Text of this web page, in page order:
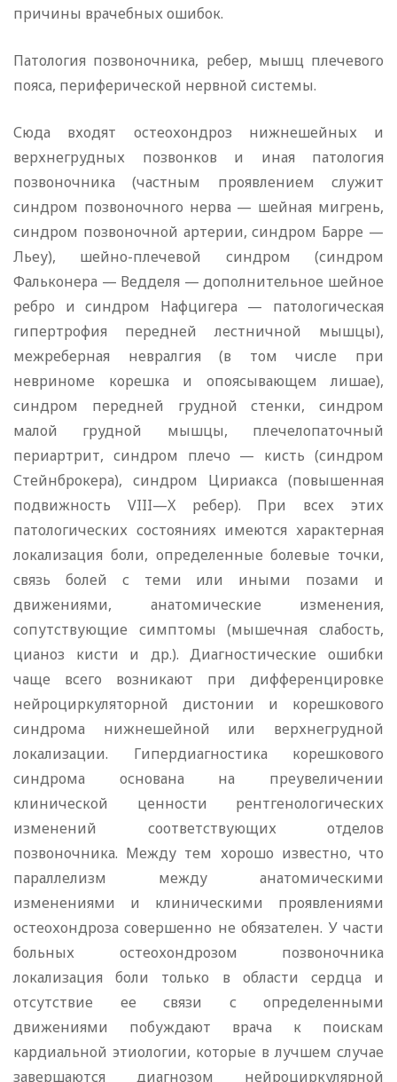
причины врачебных ошибок.
Патология позвоночника, ребер, мышц плечевого
пояса, периферической нервной системы.
Сюда входят остеохондроз нижнешейных и
верхнегрудных позвонков и иная патология
позвоночника (частным проявлением служит
синдром позвоночного нерва — шейная мигрень,
синдром позвоночной артерии, синдром Барре —
Льеу), шейно-плечевой синдром (синдром
Фальконера — Ведделя — дополнительное шейное
ребро и синдром Нафцигера — патологическая
гипертрофия передней лестничной мышцы),
межреберная невралгия (в том числе при
невриноме корешка и опоясывающем лишае),
синдром передней грудной стенки, синдром
малой грудной мышцы, плечелопаточный
периартрит, синдром плечо — кисть (синдром
Стейнброкера), синдром Цириакса (повышенная
подвижность VIII—X ребер). При всех этих
патологических состояниях имеются характерная
локализация боли, определенные болевые точки,
связь болей с теми или иными позами и
движениями, анатомические изменения,
сопутствующие симптомы (мышечная слабость,
цианоз кисти и др.). Диагностические ошибки
чаще всего возникают при дифференцировке
нейроциркуляторной дистонии и корешкового
синдрома нижнешейной или верхнегрудной
локализации. Гипердиагностика корешкового
синдрома основана на преувеличении
клинической ценности рентгенологических
изменений соответствующих отделов
позвоночника. Между тем хорошо известно, что
параллелизм между анатомическими
изменениями и клиническими проявлениями
остеохондроза совершенно не обязателен. У части
больных остеохондрозом позвоночника
локализация боли только в области сердца и
отсутствие ее связи с определенными
движениями побуждают врача к поискам
кардиальной этиологии, которые в лучшем случае
завершаются диагнозом нейроциркулярной